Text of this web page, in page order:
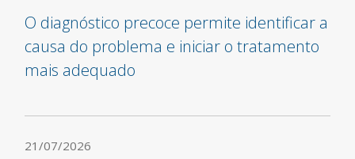
O diagnóstico precoce permite identificar a
causa do problema e iniciar o tratamento
mais adequado
21/07/2026